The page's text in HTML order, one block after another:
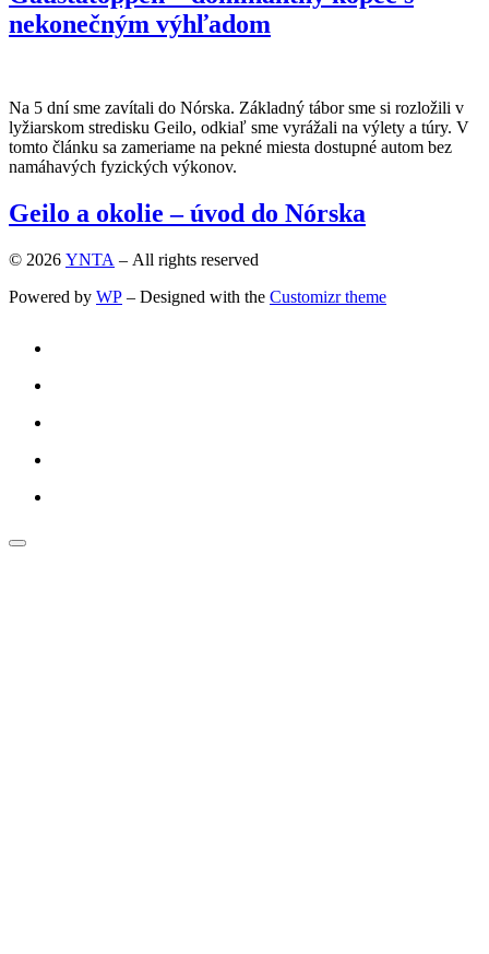
nekonečným výhľadom
Na 5 dní sme zavítali do Nórska. Základný tábor sme si rozložili v
lyžiarskom stredisku Geilo, odkiaľ sme vyrážali na výlety a túry. V
tomto článku sa zameriame na pekné miesta dostupné autom bez
namáhavých fyzických výkonov.
Geilo a okolie – úvod do Nórska
© 2026 YNTA – All rights reserved
Powered by WP – Designed with the Customizr theme